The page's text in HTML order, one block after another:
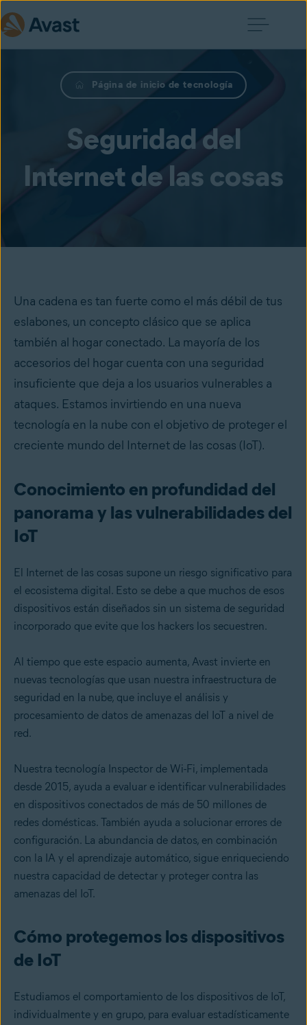
Página de inicio de tecnología
Seguridad del
Internet de las cosas
Una cadena es tan fuerte como el más débil de tus
eslabones, un concepto clásico que se aplica
también al hogar conectado. La mayoría de los
accesorios del hogar cuenta con una seguridad
insuficiente que deja a los usuarios vulnerables a
ataques. Estamos invirtiendo en una nueva
tecnología en la nube con el objetivo de proteger el
creciente mundo del Internet de las cosas (IoT).
Conocimiento en profundidad del
panorama y las vulnerabilidades del
IoT
El Internet de las cosas supone un riesgo significativo para
el ecosistema digital. Esto se debe a que muchos de esos
dispositivos están diseñados sin un sistema de seguridad
incorporado que evite que los hackers los secuestren.
Al tiempo que este espacio aumenta, Avast invierte en
nuevas tecnologías que usan nuestra infraestructura de
seguridad en la nube, que incluye el análisis y
procesamiento de datos de amenazas del IoT a nivel de
red.
Nuestra tecnología Inspector de Wi-Fi, implementada
desde 2015, ayuda a evaluar e identificar vulnerabilidades
en dispositivos conectados de más de 50 millones de
redes domésticas. También ayuda a solucionar errores de
configuración. La abundancia de datos, en combinación
con la IA y el aprendizaje automático, sigue enriqueciendo
nuestra capacidad de detectar y proteger contra las
amenazas del IoT.
Cómo protegemos los dispositivos
de IoT
Estudiamos el comportamiento de los dispositivos de IoT,
individualmente y en grupo, para evaluar estadísticamente